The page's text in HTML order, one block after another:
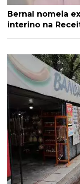
Bernal nomeia
interino na